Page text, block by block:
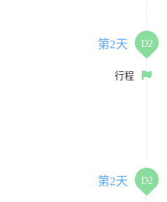
第2天 D2
行程
第2天 D2